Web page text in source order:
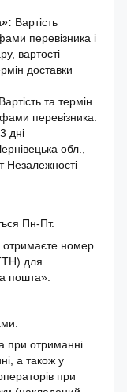
Вартість
перевізника і
вартості
доставки
Вартість та термін
перевізника.
дні
обл.,
Незалежності
Пн-Пт.
отримаєте номер
для
пошта».
при отриманні
а також у
при